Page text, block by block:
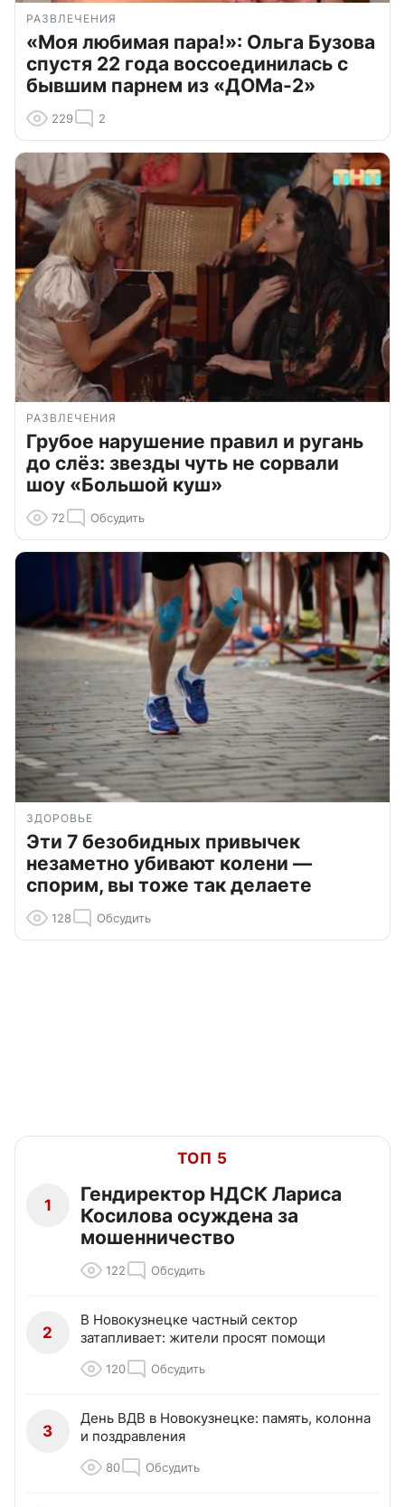
РАЗВЛЕЧЕНИЯ
«Моя любимая пара!»: Ольга Бузова
спустя 22 года воссоединилась с
бывшим парнем из «ДОМа-2»
229 2
РАЗВЛЕЧЕНИЯ
Грубое нарушение правил и ругань
до слёз: звезды чуть не сорвали
шоу «Большой куш»
72 Обсудить
ЗДОРОВЬЕ
Эти 7 безобидных привычек
незаметно убивают колени —
спорим, вы тоже так делаете
128 Обсудить
ТОП 5
1
Гендиректор НДСК Лариса
Косилова осуждена за
мошенничество
122 Обсудить
2
В Новокузнецке частный сектор
затапливает: жители просят помощи
120 Обсудить
3
День ВДВ в Новокузнецке: память, колонна
и поздравления
80 Обсудить